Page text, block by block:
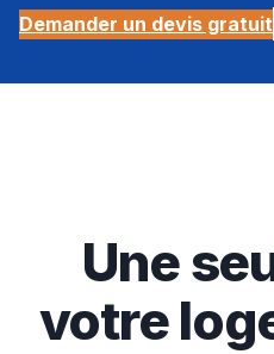
Demander un devis gratuit
Une
votre